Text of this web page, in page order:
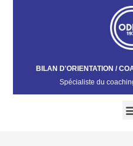
BILAN D'ORIENTATION /
Spécialiste du